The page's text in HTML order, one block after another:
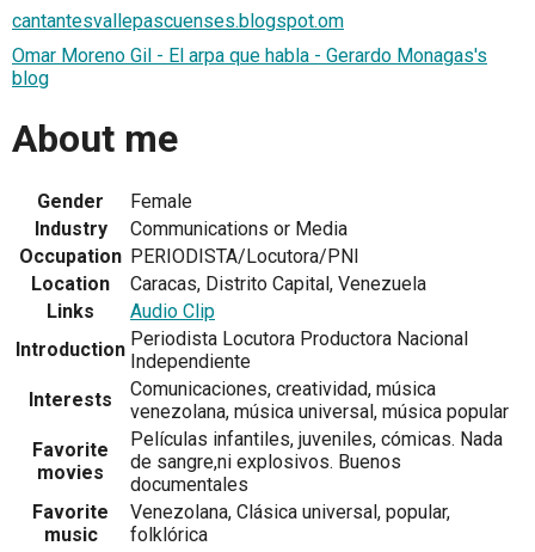
cantantesvallepascuenses.blogspot.om
Omar Moreno Gil - El arpa que habla - Gerardo Monagas's
blog
About me
Gender
Female
Industry
Communications or Media
Occupation PERIODISTA/Locutora/PNI
Location
Caracas, Distrito Capital, Venezuela
Links
Audio Clip
Introduction Periodista Locutora Productora Nacional
Independiente
Interests
Comunicaciones, creatividad, música
venezolana, música universal, música popular
Favorite
movies
Películas infantiles, juveniles, cómicas. Nada
de sangre,ni explosivos. Buenos
documentales
Favorite
music
Venezolana, Clásica universal, popular,
folklórica